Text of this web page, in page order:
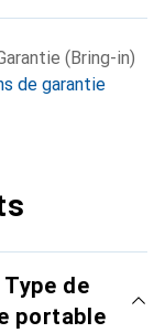
(Bring-in)
de garantie
de
portable